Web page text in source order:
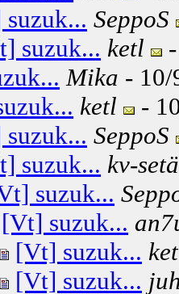
SeppoS
suzuk... ketl
Mika -
ketl
-
SeppoS
suzuk... kv-setä
suzuk...
[Vt] suzuk...
[Vt] suzuk...
[Vt] suzuk...